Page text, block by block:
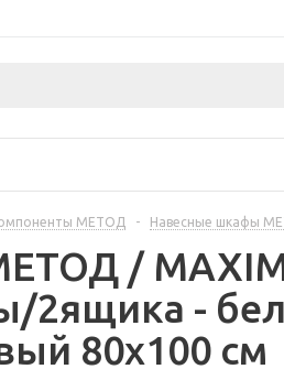
МЕТОД - Навесные шкафы
МЕТОД /
2ящика -
80x100 см